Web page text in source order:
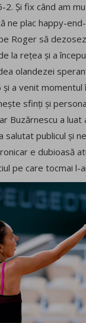
2. Și fix când am
ne plac happy-
Roger să
la rețea și a
olandezei
și a venit momentul
sfinți și
Buzărnescu a luat
salutat publicul și
e dubioasă
pe care tocmai l-